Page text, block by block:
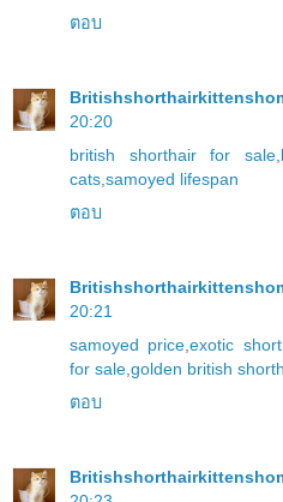
ตอบ
20:20
british shorthair for sale,
cats samoyed lifespan
ตอบ
20:21
samoyed price ,exotic
for sale golden british
ตอบ